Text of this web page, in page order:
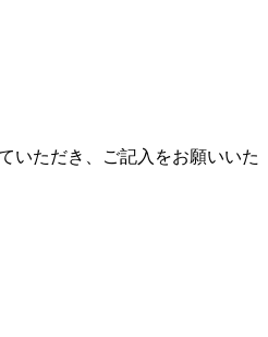
いただき、ご記入をお願いいた